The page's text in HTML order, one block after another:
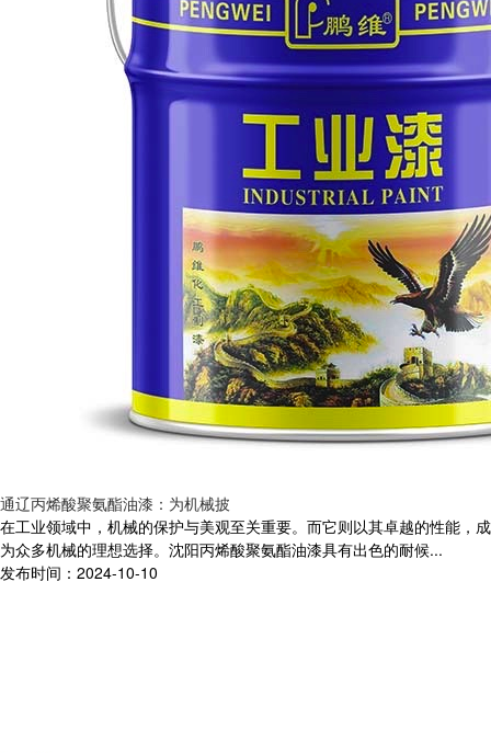
通辽丙烯酸聚氨酯油漆：为机械披
在工业领域中，机械的保护与美观至关重要。而它则以其卓越的性能，成
为众多机械的理想选择。沈阳丙烯酸聚氨酯油漆具有出色的耐候...
发布时间：2024-10-10